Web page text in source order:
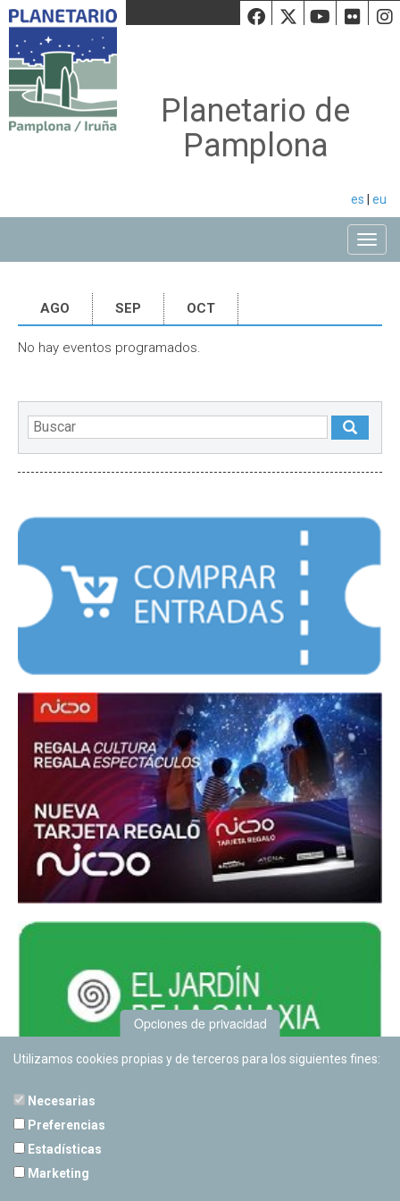
Facebook
Twiiter
Planetario de
Pamplona
es eu
AGO SEP OCT
No hay eventos programados.
Opciones de privacidad
Utilizamos cookies propias y de terceros para los siguientes fines:
Necesarias
Preferencias
Estadísticas
Marketing